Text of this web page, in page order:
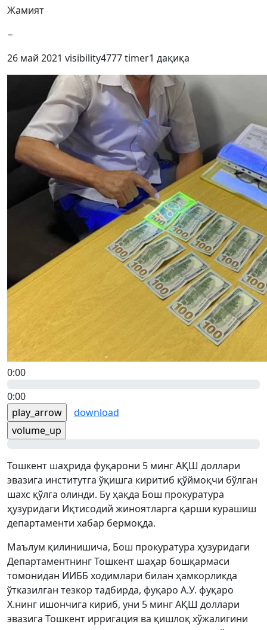
Жамият
−
26 май 2021 visibility4777timer1 дақиқа
0:00
0:00
play_arrow
download
volume_up
Тошкент шаҳрида фуқарони 5 минг АҚШ доллари
эвазига институтга ўқишга киритиб қўймоқчи бўлган
шахс қўлга олинди. Бу ҳақда Бош прокуратура
ҳузуридаги Иқтисодий жиноятларга қарши курашиш
департаменти хабар бермоқда.
Маълум қилинишича, Бош прокуратура ҳузуридаги
Департаментнинг Тошкент шаҳар бошқармаси
томонидан ИИББ ходимлари билан ҳамкорликда
ўтказилган тезкор тадбирда, фуқаро А.У. фуқаро
Х.нинг ишончига кириб, уни 5 минг АҚШ доллари
эвазига Тошкент ирригация ва қишлоқ хўжалигини